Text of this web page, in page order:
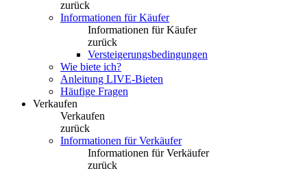
zurück
Informationen für Käufer
Informationen für Käufer
zurück
Versteigerungsbedingungen
Wie biete ich?
Anleitung LIVE-Bieten
Häufige Fragen
Verkaufen
Verkaufen
zurück
Informationen für Verkäufer
Informationen für Verkäufer
zurück